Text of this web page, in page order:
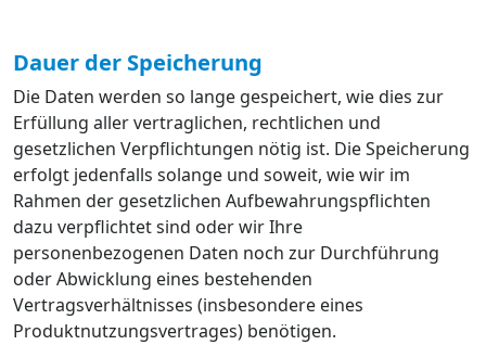
Dauer der Speicherung
Die Daten werden so lange gespeichert, wie dies zur
Erfüllung aller vertraglichen, rechtlichen und
gesetzlichen Verpflichtungen nötig ist. Die Speicherung
erfolgt jedenfalls solange und soweit, wie wir im
Rahmen der gesetzlichen Aufbewahrungspflichten
dazu verpflichtet sind oder wir Ihre
personenbezogenen Daten noch zur Durchführung
oder Abwicklung eines bestehenden
Vertragsverhältnisses (insbesondere eines
Produktnutzungsvertrages) benötigen.